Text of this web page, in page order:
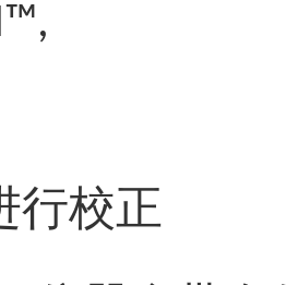
行校正